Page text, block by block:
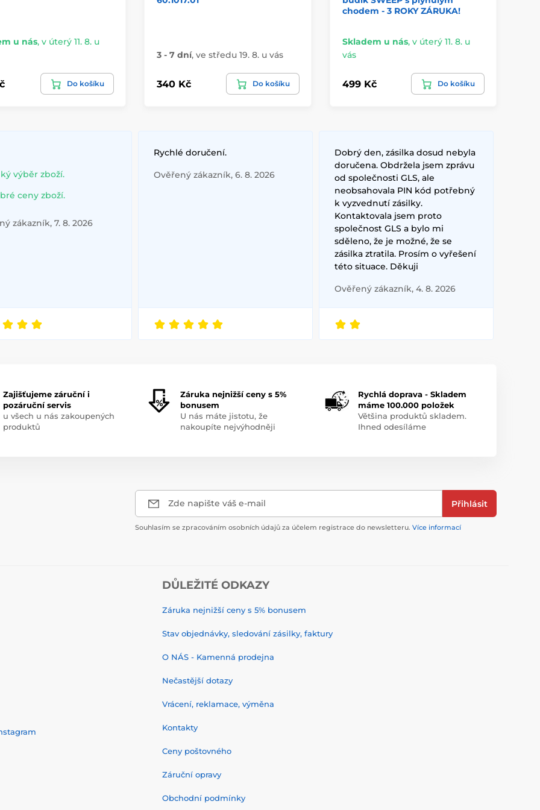
u nás, v úterý 11. 8. u
Do košíku
3 - 7 dní, ve středu 19. 8. u vás
340 Kč Do košíku
chodem - 3 ROKY ZÁRUKA!
Skladem u nás, v úterý 11. 8. u
vás
499 Kč Do košíku
výběr zboží.
ceny zboží.
zákazník, 7. 8. 2026
Rychlé doručení.
Ověřený zákazník, 6. 8. 2026
Dobrý den, zásilka dosud nebyla
doručena. Obdržela jsem zprávu
od společnosti GLS, ale
neobsahovala PIN kód potřebný
k vyzvednutí zásilky.
Kontaktovala jsem proto
společnost GLS a bylo mi
sděleno, že je možné, že se
zásilka ztratila. Prosím o vyřešení
této situace. Děkuji
Ověřený zákazník, 4. 8. 2026
Zajišťujeme záruční i
pozáruční servis
u všech u nás zakoupených
produktů
Záruka nejnižší ceny s 5%
bonusem
U nás máte jistotu, že
nakoupíte nejvýhodněji
Rychlá doprava - Skladem
máme 100.000 položek
Většina produktů skladem.
Ihned odesíláme
Zde napište váš e-mail Přihlásit
Souhlasím se zpracováním osobních údajů za účelem registrace do newsletteru. Více informací
DŮLEŽITÉ ODKAZY
Záruka nejnižší ceny s 5% bonusem
Stav objednávky, sledování zásilky, faktury
O NÁS - Kamenná prodejna
Nečastější dotazy
Vrácení, reklamace, výměna
Kontakty
Ceny poštovného
Záruční opravy
Obchodní podmínky